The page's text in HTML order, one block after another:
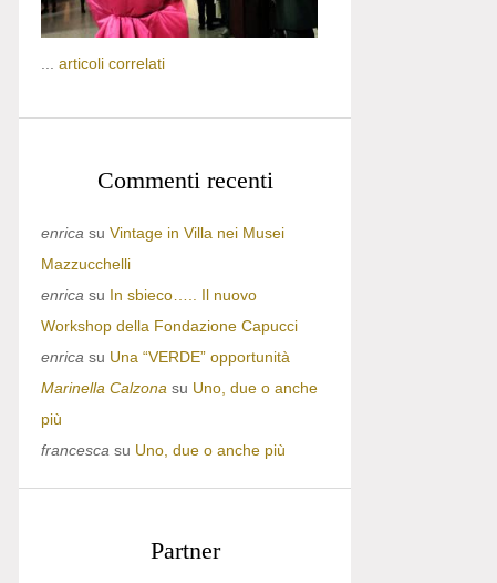
articoli correlati
Commenti recenti
enrica su Vintage in Villa nei Musei
Mazzucchelli
enrica su In sbieco….. Il nuovo
Workshop della Fondazione Capucci
enrica su Una “VERDE” opportunità
Marinella Calzona su Uno, due o anche
più
francesca su Uno, due o anche più
Partner